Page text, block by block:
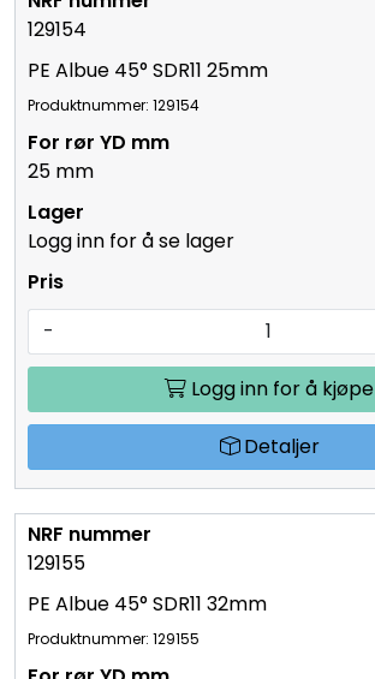
129154
PE Albue 45° SDR11 25mm
Produktnummer: 129154
25 mm
Logg inn for å se lager
-
Logg inn for å kjøpe
Detaljer
129155
PE Albue 45° SDR11 32mm
Produktnummer: 129155